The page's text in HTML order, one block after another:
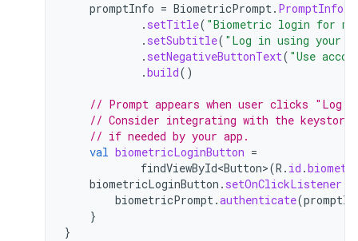
promptInfo = BiometricPrompt. PromptInfo
. setTitle( "Biometric login for my
. setSubtitle( "Log in using your
. setNegativeButtonText( "Use
.build()
// Prompt appears when user clicks "Log
// Consider integrating with the
// if needed by your app.
val biometricLoginButton =
findViewById<Button>(R . id .
biometricLoginButton . setOnClickListener
biometricPrompt.authenticate(
}
}